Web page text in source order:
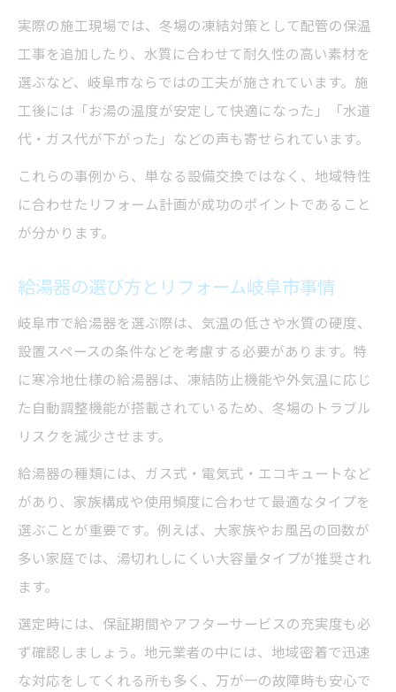
実際の施工現場では、冬場の凍結対策として配管の保温
工事を追加したり、水質に合わせて耐久性の高い素材を
選ぶなど、岐阜市ならではの工夫が施されています。施
工後には「お湯の温度が安定して快適になった」「水道
代・ガス代が下がった」などの声も寄せられています。
これらの事例から、単なる設備交換ではなく、地域特性
に合わせたリフォーム計画が成功のポイントであること
が分かります。
給湯器の選び方とリフォーム岐阜市事情
岐阜市で給湯器を選ぶ際は、気温の低さや水質の硬度、
設置スペースの条件などを考慮する必要があります。特
に寒冷地仕様の給湯器は、凍結防止機能や外気温に応じ
た自動調整機能が搭載されているため、冬場のトラブル
リスクを減少させます。
給湯器の種類には、ガス式・電気式・エコキュートなど
があり、家族構成や使用頻度に合わせて最適なタイプを
選ぶことが重要です。例えば、大家族やお風呂の回数が
多い家庭では、湯切れしにくい大容量タイプが推奨され
ます。
選定時には、保証期間やアフターサービスの充実度も必
ず確認しましょう。地元業者の中には、地域密着で迅速
な対応をしてくれる所も多く、万が一の故障時も安心で